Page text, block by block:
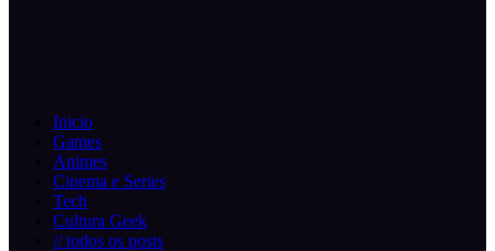
Inicio
Games
Animes
Cinema e Series
Tech
Cultura Geek
// todos os posts